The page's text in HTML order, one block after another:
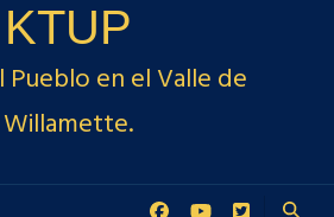
KTUP
Pueblo en el Valle de
Willamette.